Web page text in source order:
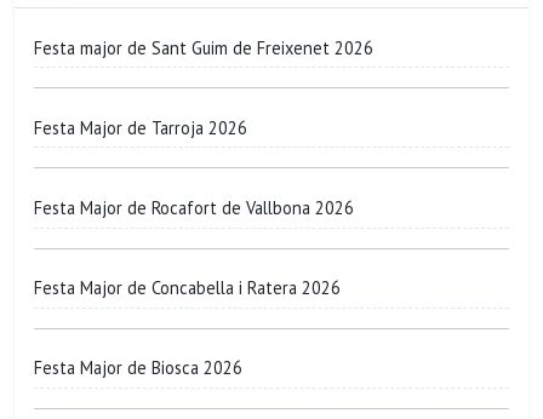
Festa major de Sant Guim de Freixenet 2026
Festa Major de Tarroja 2026
Festa Major de Rocafort de Vallbona 2026
Festa Major de Concabella i Ratera 2026
Festa Major de Biosca 2026